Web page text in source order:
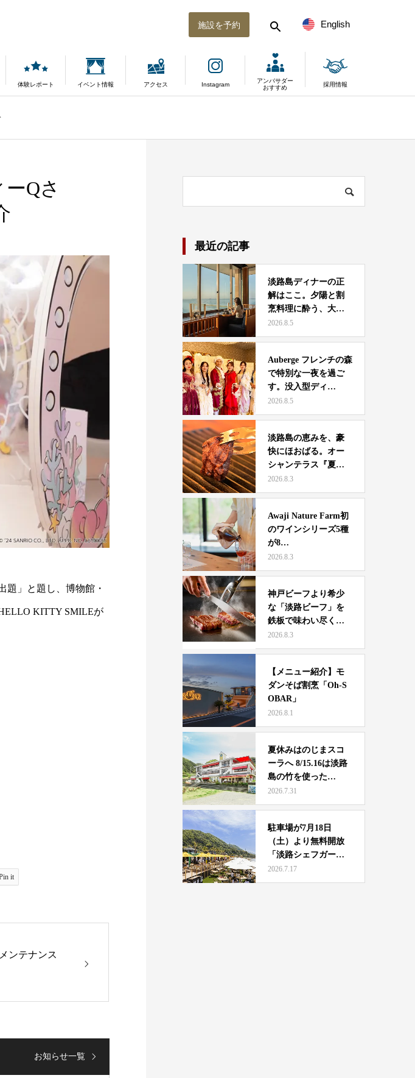
English
施設を予約
体験レポート イベント情報 アクセス Instagram
アンバサダー
おすすめ
採用情報
Qさ
題」と題し、博物館・
KITTY SMILEが
it
ンテナンス
お知らせ一覧
最近の記事
淡路島ディナーの正
解はここ。夕陽と割
烹料理に酔う、大人
夫婦の…
2026.8.5
Auberge フレンチの森
で特別な一夜を過ご
す。没入型ディ…
2026.8.5
淡路島の恵みを、豪
快にほおばる。オー
シャンテラス『夏休
み限定…
2026.8.3
Awaji Nature Farm初
のワインシリーズ5種
が8…
2026.8.3
神戸ビーフより希少
な「淡路ビーフ」を
鉄板で味わい尽くす
一日 …
2026.8.3
【メニュー紹介】モ
ダンそば割烹「Oh-S
OBAR」
2026.8.1
夏休みはのじまスコ
ーラへ 8/15.16は淡路
島の竹を使った…
2026.7.31
駐車場が7月18日
（土）より無料開放
「淡路シェフガーデ
ン b…
2026.7.17